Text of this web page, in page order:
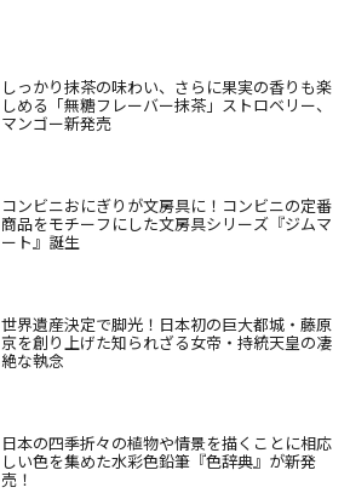
しっかり抹茶の味わい、さらに果実の香りも楽
しめる「無糖フレーバー抹茶」ストロベリー、
マンゴー新発売
コンビニおにぎりが文房具に！コンビニの定番
商品をモチーフにした文房具シリーズ『ジムマ
ート』誕生
世界遺産決定で脚光！日本初の巨大都城・藤原
京を創り上げた知られざる女帝・持統天皇の凄
絶な執念
日本の四季折々の植物や情景を描くことに相応
しい色を集めた水彩色鉛筆『色辞典』が新発
売！